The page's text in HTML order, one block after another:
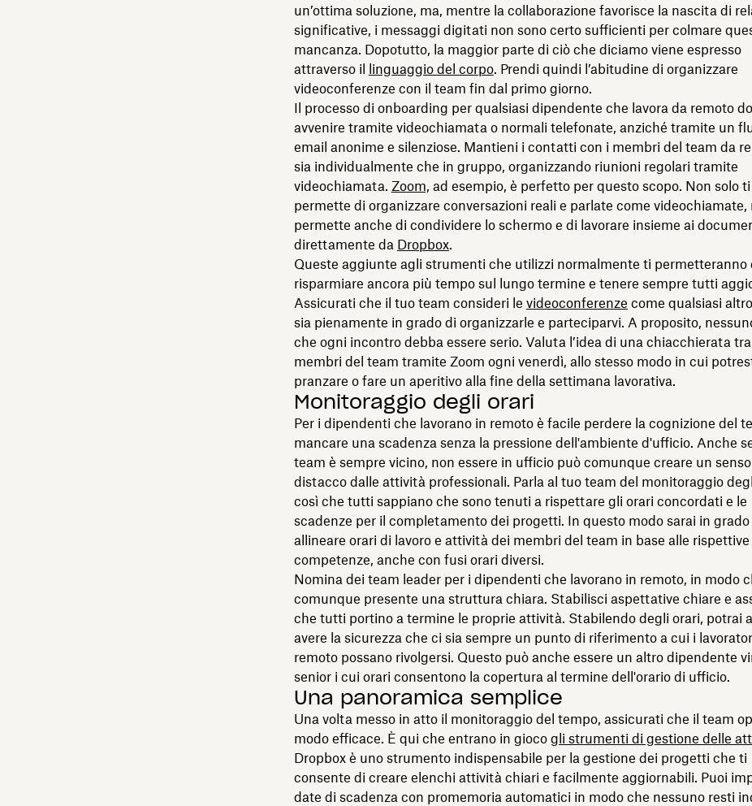
un’ottima soluzione, ma, mentre la collaborazione favorisce la nascita di
significative, i messaggi digitati non sono certo sufficienti per colmare
mancanza. Dopotutto, la maggior parte di ciò che diciamo viene espresso
attraverso il linguaggio del corpo. Prendi quindi l’abitudine di organizzare
videoconferenze con il team fin dal primo giorno.
Il processo di onboarding per qualsiasi dipendente che lavora da remoto
avvenire tramite videochiamata o normali telefonate, anziché tramite un
email anonime e silenziose. Mantieni i contatti con i membri del team da
sia individualmente che in gruppo, organizzando riunioni regolari tramite
videochiamata. Zoom, ad esempio, è perfetto per questo scopo. Non solo ti
permette di organizzare conversazioni reali e parlate come videochiamate,
permette anche di condividere lo schermo e di lavorare insieme ai
direttamente da Dropbox.
Queste aggiunte agli strumenti che utilizzi normalmente ti permetteranno
risparmiare ancora più tempo sul lungo termine e tenere sempre tutti
Assicurati che il tuo team consideri le videoconferenze come qualsiasi
sia pienamente in grado di organizzarle e parteciparvi. A proposito,
che ogni incontro debba essere serio. Valuta l’idea di una chiacchierata
membri del team tramite Zoom ogni venerdì, allo stesso modo in cui
pranzare o fare un aperitivo alla fine della settimana lavorativa.
Monitoraggio degli orari
Per i dipendenti che lavorano in remoto è facile perdere la cognizione del
mancare una scadenza senza la pressione dell'ambiente d'ufficio. Anche
team è sempre vicino, non essere in ufficio può comunque creare un
distacco dalle attività professionali. Parla al tuo team del monitoraggio
così che tutti sappiano che sono tenuti a rispettare gli orari concordati e le
scadenze per il completamento dei progetti. In questo modo sarai in grado
allineare orari di lavoro e attività dei membri del team in base alle rispettive
competenze, anche con fusi orari diversi.
Nomina dei team leader per i dipendenti che lavorano in remoto, in modo
comunque presente una struttura chiara. Stabilisci aspettative chiare e
che tutti portino a termine le proprie attività. Stabilendo degli orari, potrai
avere la sicurezza che ci sia sempre un punto di riferimento a cui i
remoto possano rivolgersi. Questo può anche essere un altro dipendente
senior i cui orari consentono la copertura al termine dell'orario di ufficio.
Una panoramica semplice
Una volta messo in atto il monitoraggio del tempo, assicurati che il team
modo efficace. È qui che entrano in gioco gli strumenti di gestione delle
Dropbox è uno strumento indispensabile per la gestione dei progetti che ti
consente di creare elenchi attività chiari e facilmente aggiornabili. Puoi
date di scadenza con promemoria automatici in modo che nessuno resti